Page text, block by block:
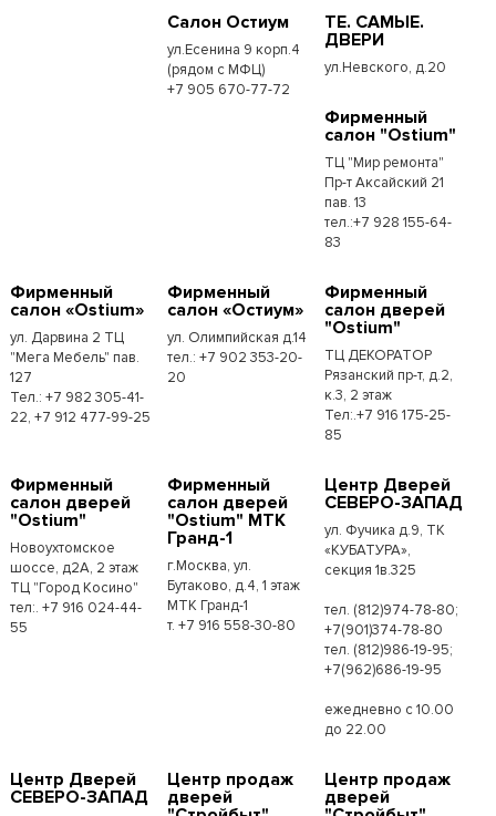
Салон Остиум
ул.Есенина 9 корп.4
(рядом с МФЦ)
+7 905 670-77-72
ТЕ. САМЫЕ.
ДВЕРИ
ул.Невского, д.20
Фирменный
салон "Ostium"
ТЦ "Мир ремонта"
Пр-т Аксайский 21
пав. 13
тел.:+7 928 155-64-
83
Фирменный
салон «Ostium»
ул. Дарвина 2 ТЦ
"Мега Мебель" пав.
127
Тел.: +7 982 305-41-
22, +7 912 477-99-25
Фирменный
салон «Остиум»
ул. Олимпийская д.14
тел.: +7 902 353-20-
20
Фирменный
салон дверей
"Ostium"
ТЦ ДЕКОРАТОР
Рязанский пр-т, д.2,
к.3, 2 этаж
Тел:.+7 916 175-25-
85
Фирменный
салон дверей
"Ostium"
Новоухтомское
шоссе, д2А, 2 этаж
ТЦ "Город Косино"
тел:. +7 916 024-44-
55
Фирменный
салон дверей
"Ostium" МТК
Гранд-1
г.Москва, ул.
Бутаково, д.4, 1 этаж
МТК Гранд-1
т. +7 916 558-30-80
Центр Дверей
СЕВЕРО-ЗАПАД
ул. Фучика д.9, ТК
«КУБАТУРА»,
секция 1в.325
тел. (812)974-78-80;
+7(901)374-78-80
тел. (812)986-19-95;
+7(962)686-19-95
ежедневно с 10.00
до 22.00
Центр Дверей
СЕВЕРО-ЗАПАД
Центр продаж
дверей
Центр продаж
дверей